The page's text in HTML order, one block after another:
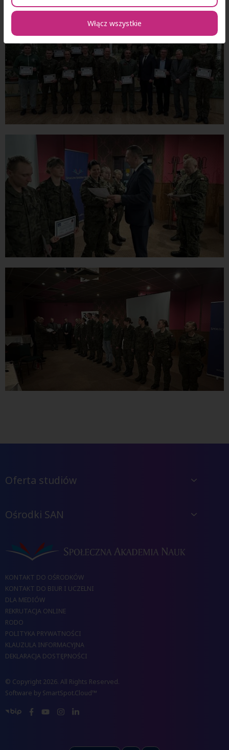
Oferta studiów
Ośrodki SAN
KONTAKT DO OŚRODKÓW
KONTAKT DO BIUR I UCZELNI
DLA MEDIÓW
REKRUTACJA ONLINE
RODO
POLITYKA PRYWATNOŚCI
KLAUZULA INFORMACYJNA
DEKLARACJA DOSTĘPNOŚCI
© Copyright 2026. All Rights Reserved.
Software by SmartSpot.Cloud™
Włącz wszystkie